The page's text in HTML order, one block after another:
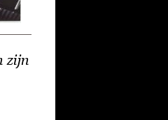
zijn